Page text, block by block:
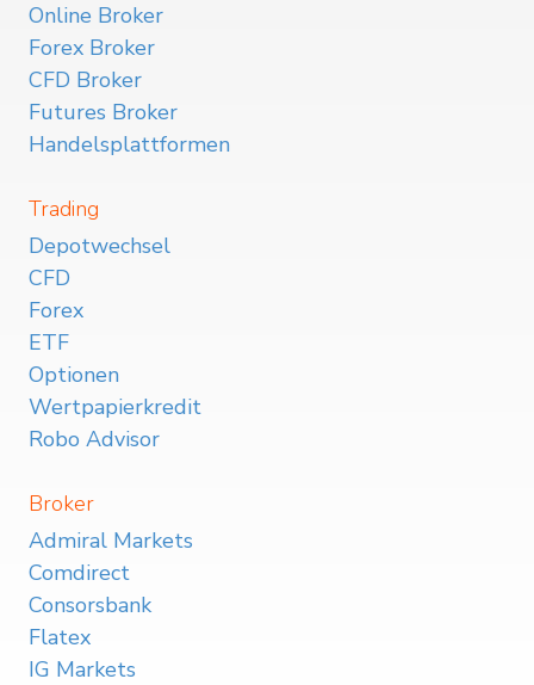
Online Broker
Forex Broker
CFD Broker
Futures Broker
Handelsplattformen
Trading
Depotwechsel
CFD
Forex
ETF
Optionen
Wertpapierkredit
Robo Advisor
Broker
Admiral Markets
Comdirect
Consorsbank
Flatex
IG Markets